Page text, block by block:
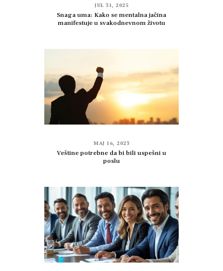
JUL 31, 2025
Snaga uma: Kako se mentalna jačina
manifestuje u svakodnevnom životu
MAJ 16, 2023
Veštine potrebne da bi bili uspešni u
poslu